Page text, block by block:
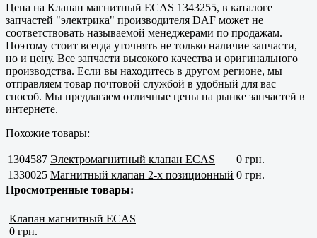
Цена на Клапан магнитный ECAS 1343255, в каталоге
запчастей "электрика" производителя DAF может не
соответствовать называемой менеджерами по продажам.
Поэтому стоит всегда уточнять не только наличие запчасти,
но и цену. Все запчасти высокого качества и оригинального
производства. Если вы находитесь в другом регионе, мы
отправляем товар почтовой службой в удобный для вас
способ. Мы предлагаем отличные цены на рынке запчастей в
интернете.
Похожие товары:
1304587 Электромагнитный клапан ECAS
0 грн.
1330025 Магнитный клапан 2-х позиционный 0 грн.
Просмотренные товары:
Клапан магнитный ECAS
0 грн.